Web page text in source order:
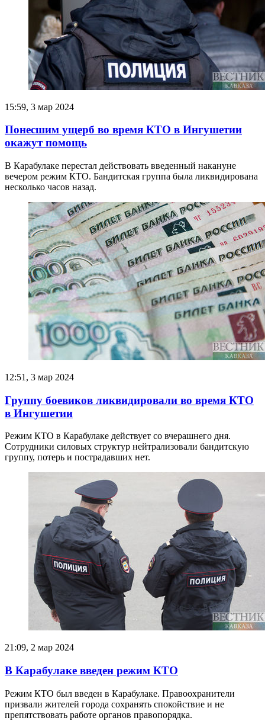
15:59, 3 мар 2024
Понесшим ущерб во время КТО в Ингушетии
окажут помощь
В Карабулаке перестал действовать введенный накануне
вечером режим КТО. Бандитская группа была ликвидирована
несколько часов назад.
12:51, 3 мар 2024
Группу боевиков ликвидировали во время КТО
в Ингушетии
Режим КТО в Карабулаке действует со вчерашнего дня.
Сотрудники силовых структур нейтрализовали бандитскую
группу, потерь и пострадавших нет.
21:09, 2 мар 2024
В Карабулаке введен режим КТО
Режим КТО был введен в Карабулаке. Правоохранители
призвали жителей города сохранять спокойствие и не
препятствовать работе органов правопорядка.